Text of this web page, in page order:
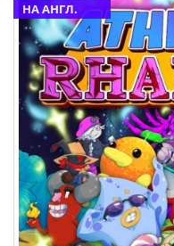
НА АНГЛ.